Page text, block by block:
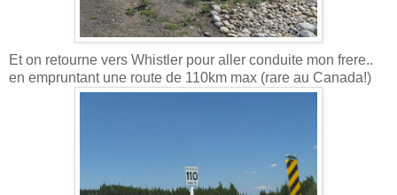
Et on retourne vers Whistler pour aller conduite mon frere..
en empruntant une route de 110km max (rare au Canada!)